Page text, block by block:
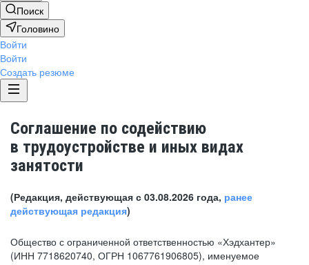
Поиск
Головино
Войти
Войти
Создать резюме
Соглашение по содействию
в трудоустройстве и иных видах
занятости
(Редакция, действующая с 03.08.2026 года, ранее
действующая редакция)
Общество с ограниченной ответственностью «Хэдхантер»
(ИНН 7718620740, ОГРН 1067761906805), именуемое